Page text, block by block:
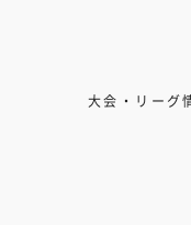
大会・リーグ